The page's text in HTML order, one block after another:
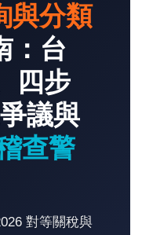
與分類
：台
四步
議與
查警
對等關稅與